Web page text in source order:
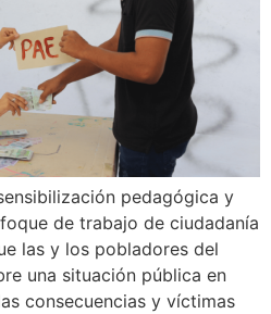
pedagógica y
de trabajo de ciudadanía
las y los pobladores del
una situación pública en
consecuencias y víctimas